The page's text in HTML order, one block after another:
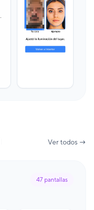
Ver todos →
47 pantallas